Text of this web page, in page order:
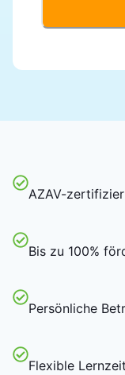
AZAV-
Bis zu 100%
Persönliche
Flexible